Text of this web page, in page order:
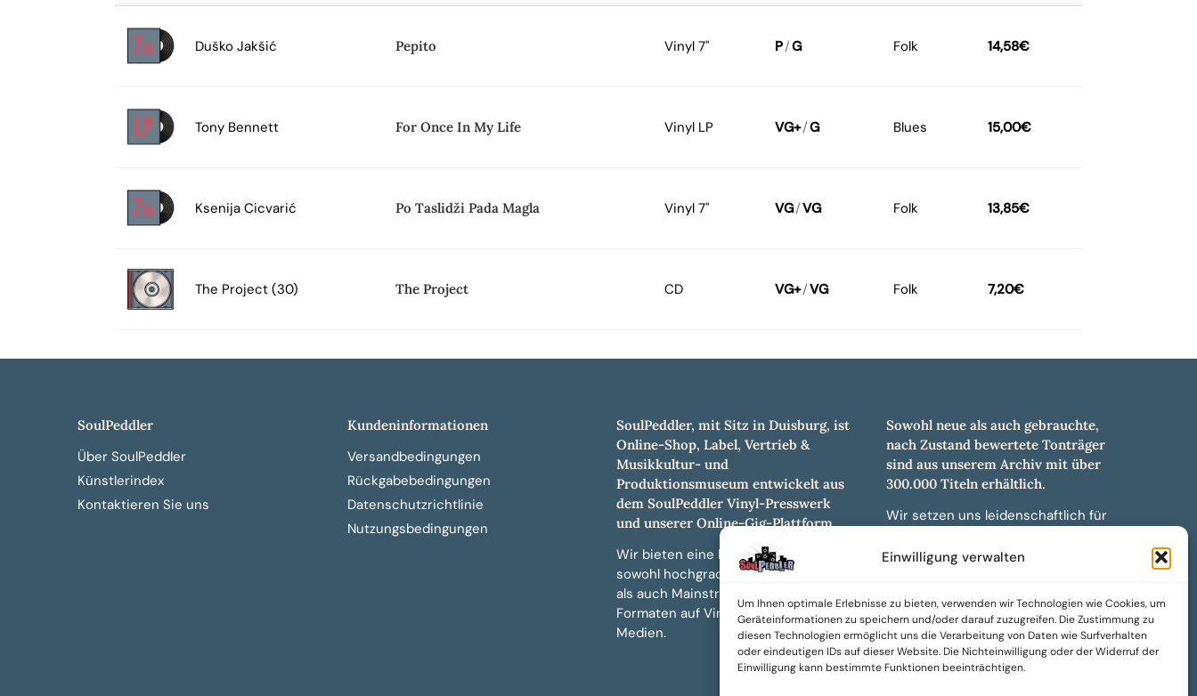
Einwilligung verwalten
Um Ihnen optimale Erlebnisse zu bieten, verwenden wir Technologien wie Cookies, um
Geräteinformationen zu speichern und/oder darauf zuzugreifen. Die Zustimmung zu
diesen Technologien ermöglicht uns die Verarbeitung von Daten wie Surfverhalten
oder eindeutigen IDs auf dieser Website. Die Nichteinwilligung oder der Widerruf der
Einwilligung kann bestimmte Funktionen beeinträchtigen.
Duško Jakšić Pepito Vinyl 7" P/G Folk 14,58€
Tony Bennett For Once In My Life Vinyl LP VG+/G Blues 15,00€
Ksenija Cicvarić Po Taslidži Pada Magla Vinyl 7" VG/VG Folk 13,85€
The Project (30) The Project CD VG+/VG Folk 7,20€
SoulPeddler
Über SoulPeddler
Künstlerindex
Kontaktieren Sie uns
Kundeninformationen
Versandbedingungen
Rückgabebedingungen
Datenschutzrichtlinie
Nutzungsbedingungen
SoulPeddler, mit Sitz in Duisburg, ist
Online-Shop, Label, Vertrieb &
Musikkultur- und
Produktionsmuseum entwickelt aus
dem SoulPeddler Vinyl-Presswerk
und unserer Online-Gig-Plattform.
Wir bieten eine breite Auswahl an
sowohl hochgradig sammelwürdigen
als auch Mainstream-Titeln und -
Formaten auf Vinyl, CD und weiteren
Medien.
Sowohl neue als auch gebrauchte,
nach Zustand bewertete Tonträger
sind aus unserem Archiv mit über
300.000 Titeln erhältlich.
Wir setzen uns leidenschaftlich für
und bieten hochwertige,
Musikindustrie.
SoulPeddler Mailorder, Records &
Vinyl Production – DUBOX –